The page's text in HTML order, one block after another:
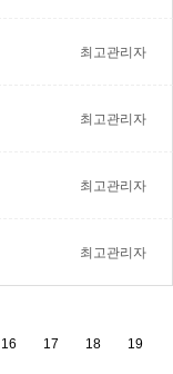
최고관리자
최고관리자
최고관리자
최고관리자
16 17 18 19